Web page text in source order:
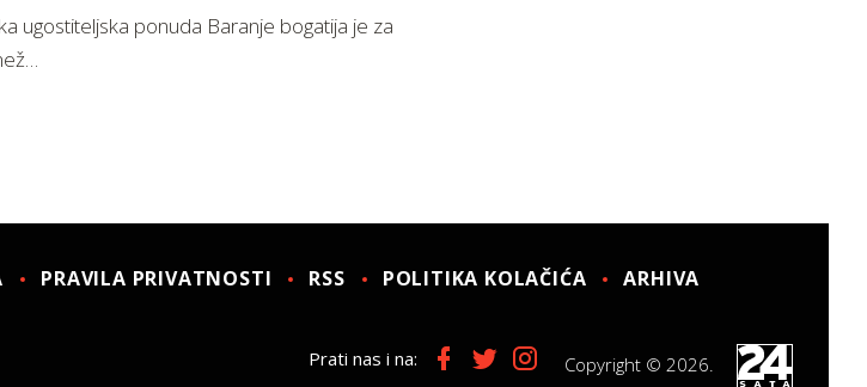
ugostiteljska ponuda Baranje bogatija je za
PRAVILA PRIVATNOSTI RSS POLITIKA KOLAČIĆA ARHIVA
Prati nas i na: Copyright © 2026.